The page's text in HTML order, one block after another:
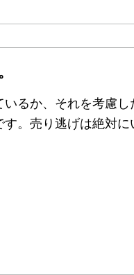
るか、それを考慮
。売り逃げは絶対に